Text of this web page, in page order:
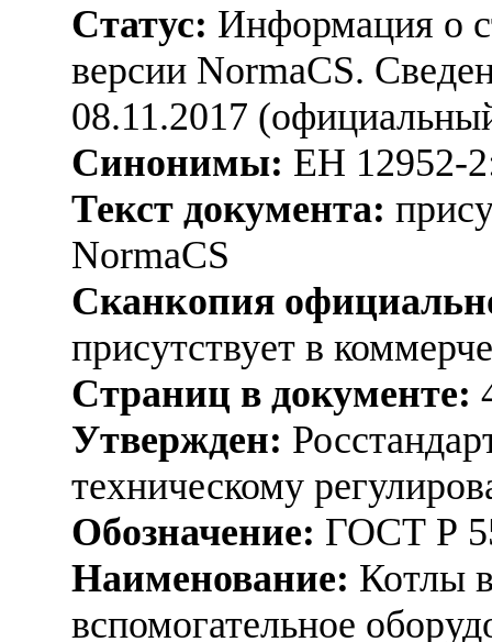
Статус: Информация о
версии NormaCS.
08.11.2017
Синонимы: ЕН 12952-
Текст документа:
NormaCS
Сканкопия
присутствует в
Страниц в документе:
Утвержден:
техническому
Обозначение: ГОСТ Р
Наименование: Котлы
вспомогательное